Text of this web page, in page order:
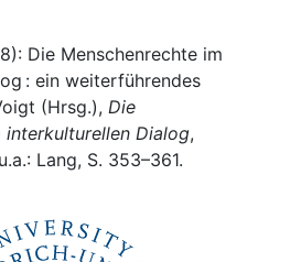
Die Menschenrechte im
: ein weiterführendes
(Hrsg.), Die
interkulturellen Dialog,
Lang, S. 353–361.